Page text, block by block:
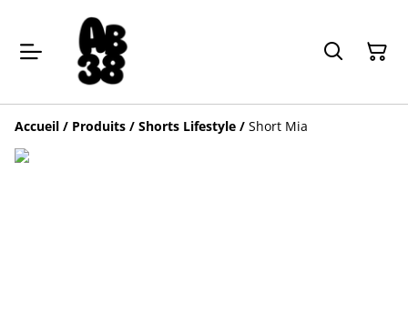
Accueil / Produits / Shorts Lifestyle / Short Mia